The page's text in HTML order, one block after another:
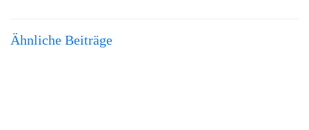
Ähnliche Beiträge